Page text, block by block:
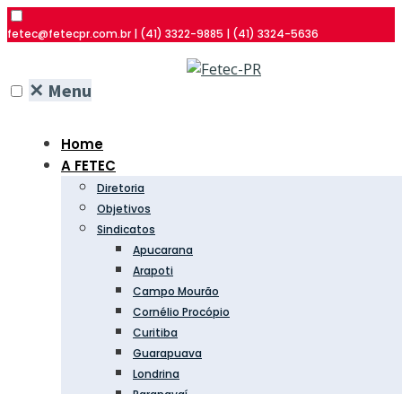
fetec@fetecpr.com.br | (41) 3322-9885 | (41) 3324-5636
✕ Menu
Home
A FETEC
Diretoria
Objetivos
Sindicatos
Apucarana
Arapoti
Campo Mourão
Cornélio Procópio
Curitiba
Guarapuava
Londrina